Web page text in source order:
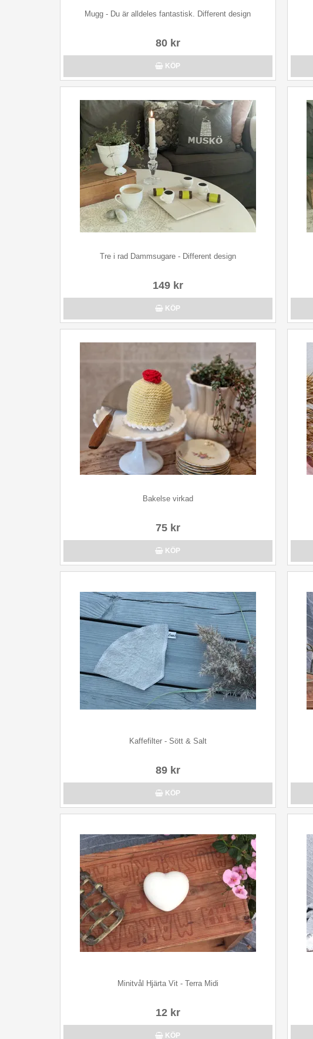
Mugg - Du är alldeles fantastisk. Different design
80 kr
KÖP
Tre i rad Dammsugare - Different design
149 kr
KÖP
Bakelse virkad
75 kr
KÖP
Kaffefilter - Sött & Salt
89 kr
KÖP
Minitvål Hjärta Vit - Terra Midi
12 kr
KÖP